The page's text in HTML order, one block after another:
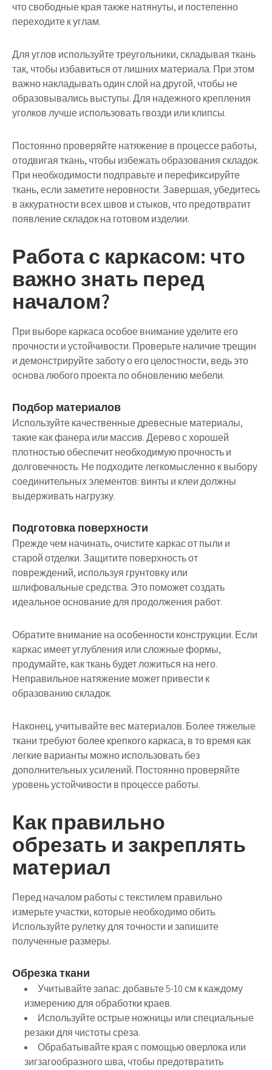
что свободные края также натянуты, и постепенно
переходите к углам.
Для углов используйте треугольники, складывая ткань
так, чтобы избавиться от лишних материала. При этом
важно накладывать один слой на другой, чтобы не
образовывались выступы. Для надежного крепления
уголков лучше использовать гвозди или клипсы.
Постоянно проверяйте натяжение в процессе работы,
отодвигая ткань, чтобы избежать образования складок.
При необходимости подправьте и перефиксируйте
ткань, если заметите неровности. Завершая, убедитесь
в аккуратности всех швов и стыков, что предотвратит
появление складок на готовом изделии.
Работа с каркасом: что
важно знать перед
началом?
При выборе каркаса особое внимание уделите его
прочности и устойчивости. Проверьте наличие трещин
и демонстрируйте заботу о его целостности, ведь это
основа любого проекта по обновлению мебели.
Подбор материалов
Используйте качественные древесные материалы,
такие как фанера или массив. Дерево с хорошей
плотностью обеспечит необходимую прочность и
долговечность. Не подходите легкомысленно к выбору
соединительных элементов: винты и клеи должны
выдерживать нагрузку.
Подготовка поверхности
Прежде чем начинать, очистите каркас от пыли и
старой отделки. Защитите поверхность от
повреждений, используя грунтовку или
шлифовальные средства. Это поможет создать
идеальное основание для продолжения работ.
Обратите внимание на особенности конструкции. Если
каркас имеет углубления или сложные формы,
продумайте, как ткань будет ложиться на него.
Неправильное натяжение может привести к
образованию складок.
Наконец, учитывайте вес материалов. Более тяжелые
ткани требуют более крепкого каркаса, в то время как
легкие варианты можно использовать без
дополнительных усилений. Постоянно проверяйте
уровень устойчивости в процессе работы.
Как правильно
обрезать и закреплять
материал
Перед началом работы с текстилем правильно
измерьте участки, которые необходимо обить.
Используйте рулетку для точности и запишите
полученные размеры.
Обрезка ткани
Учитывайте запас: добавьте 5-10 см к каждому
измерению для обработки краев.
Используйте острые ножницы или специальные
резаки для чистоты среза.
Обрабатывайте края с помощью оверлока или
зигзагообразного шва, чтобы предотвратить